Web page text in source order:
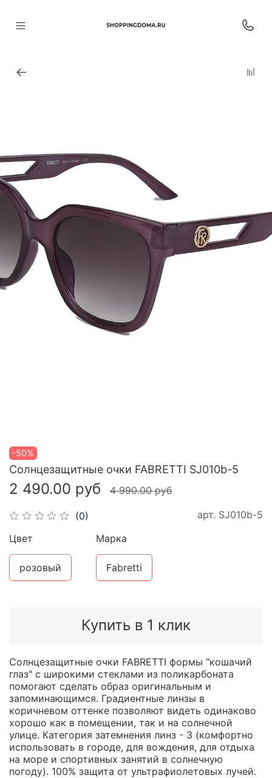
-50%
(0) арт. SJ010b-5
Cолнцезащитные очки FABRETTI SJ010b-5
2 490.00 руб 4 990.00 руб
Купить в 1 клик
Цвет
розовый
Марка
Fabretti
Солнцезащитные очки FABRETTI формы "кошачий
глаз" с широкими стеклами из поликарбоната
помогают сделать образ оригинальным и
запоминающимся. Градиентные линзы в
коричневом оттенке позволяют видеть одинаково
хорошо как в помещении, так и на солнечной
улице. Категория затемнения линз - 3 (комфортно
использовать в городе, для вождения, для отдыха
на море и спортивных занятий в солнечную
погоду). 100% защита от ультрафиолетовых лучей.